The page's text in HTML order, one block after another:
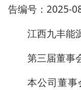
告编号：2025-
江西九丰能
第三届董事
本公司董事